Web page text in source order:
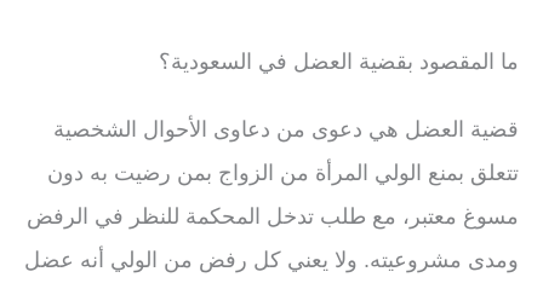
ما المقصود بقضية العضل في السعودية؟
قضية العضل هي دعوى من دعاوى الأحوال الشخصية
تتعلق بمنع الولي المرأة من الزواج بمن رضيت به دون
مسوغ معتبر، مع طلب تدخل المحكمة للنظر في الرفض
ومدى مشروعيته. ولا يعني كل رفض من الولي أنه عضل